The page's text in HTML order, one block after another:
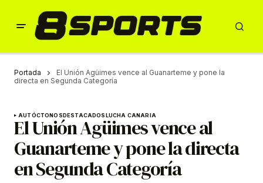
Portada
El Unión Agüimes vence al Guanarteme y pone la
directa en Segunda Categoría
AUTÓCTONOSDESTACADOSLUCHA CANARIA
El Unión Agüimes vence al
Guanarteme y pone la directa
en Segunda Categoría